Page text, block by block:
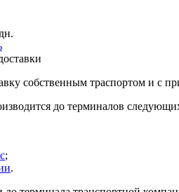
собственным траспортом и с
до терминалов
;
.